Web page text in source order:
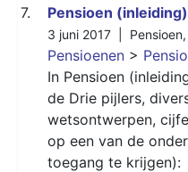
7. Pensioen (inleiding)
3 juni 2017 | Pensioen,
Pensioenen >
In Pensioen
de Drie pijlers,
wetsontwerpen,
op een van de
toegang te krijgen):